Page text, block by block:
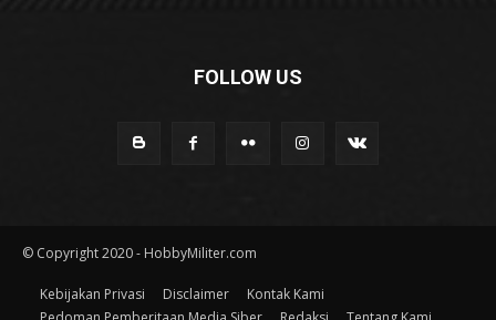
FOLLOW US
© Copyright 2020 - HobbyMiliter.com
Kebijakan Privasi Disclaimer
Kontak Kami